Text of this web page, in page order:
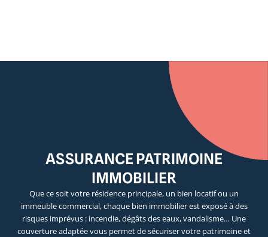
ASSURANCE PATRIMOINE
IMMOBILIER
Que ce soit votre résidence principale, un bien locatif ou un
immeuble commercial, chaque bien immobilier est exposé à des
risques imprévus : incendie, dégâts des eaux, vandalisme… Une
couverture adaptée vous permet de sécuriser votre patrimoine et